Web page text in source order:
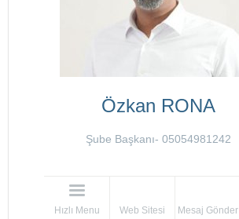
Özkan RONA
Şube Başkanı- 05054981242
Hızlı Menu Web Sitesi Mesaj Gönder